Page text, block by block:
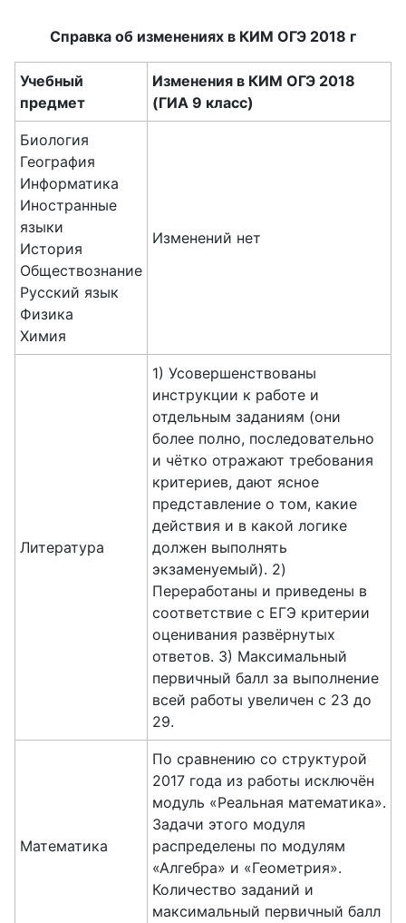
Справка об изменениях в КИМ ОГЭ 2018 г
Учебный
предмет
Изменения в КИМ ОГЭ 2018
(ГИА 9 класс)
Биология
География
Информатика
Иностранные
языки
История
Обществознание
Русский язык
Физика
Химия
Изменений нет
Литература
1) Усовершенствованы
инструкции к работе и
отдельным заданиям (они
более полно, последовательно
и чётко отражают требования
критериев, дают ясное
представление о том, какие
действия и в какой логике
должен выполнять
экзаменуемый). 2)
Переработаны и приведены в
соответствие с ЕГЭ критерии
оценивания развёрнутых
ответов. 3) Максимальный
первичный балл за выполнение
всей работы увеличен с 23 до
29.
Математика
По сравнению со структурой
2017 года из работы исключён
модуль «Реальная математика».
Задачи этого модуля
распределены по модулям
«Алгебра» и «Геометрия».
Количество заданий и
максимальный первичный балл